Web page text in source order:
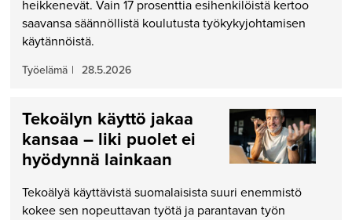
heikkenevät. Vain 17 prosenttia esihenkilöistä kertoo
saavansa säännöllistä koulutusta työkykyjohtamisen
käytännöistä.
Työelämä | 28.5.2026
Tekoälyn käyttö jakaa
kansaa – liki puolet ei
hyödynnä lainkaan
Tekoälyä käyttävistä suomalaisista suuri enemmistö
kokee sen nopeuttavan työtä ja parantavan työn